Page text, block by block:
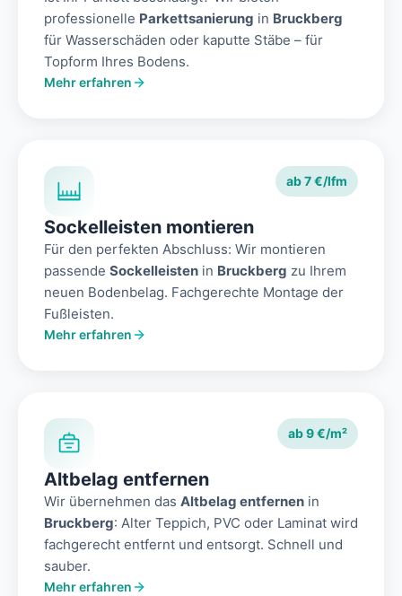
professionelle Parkettsanierung in Bruckberg
für Wasserschäden oder kaputte Stäbe – für
Topform Ihres Bodens.
Mehr erfahren
ab 7 €/lfm
Sockelleisten montieren
Für den perfekten Abschluss: Wir montieren
passende Sockelleisten in Bruckberg zu Ihrem
neuen Bodenbelag. Fachgerechte Montage der
Fußleisten.
Mehr erfahren
ab 9 €/m²
Altbelag entfernen
Wir übernehmen das Altbelag entfernen in
Bruckberg: Alter Teppich, PVC oder Laminat wird
fachgerecht entfernt und entsorgt. Schnell und
sauber.
Mehr erfahren